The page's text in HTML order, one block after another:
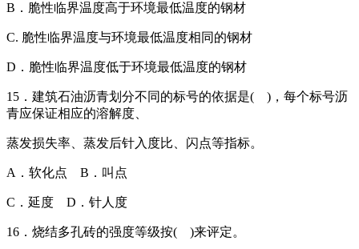
B．脆性临界温度高于环境最低温度的钢材
C. 脆性临界温度与环境最低温度相同的钢材
D．脆性临界温度低于环境最低温度的钢材
15．建筑石油沥青划分不同的标号的依据是( )，每个标号沥
青应保证相应的溶解度、
蒸发损失率、蒸发后针入度比、闪点等指标。
A．软化点 B．叫点
C．延度 D．针人度
16．烧结多孔砖的强度等级按( )来评定。